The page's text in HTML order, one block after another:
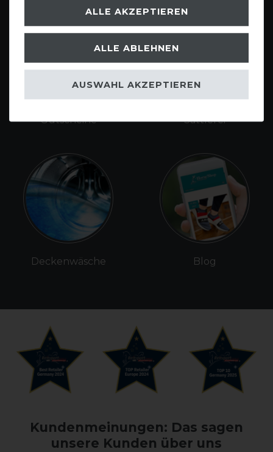
Gutscheine
Deckenwäsche
Sattlerei
Blog
Kundenmeinungen: Das sagen
unsere Kunden über uns
ALLE AKZEPTIEREN
ALLE ABLEHNEN
AUSWAHL AKZEPTIEREN